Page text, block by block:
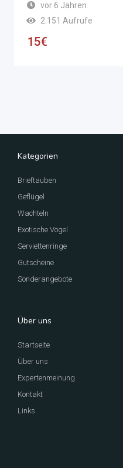
vor 6 Jahren
2.151 Aufrufe
15€
Kategorien
Brieftauben
Geflügel
Wachteln
Exotische Vögel
Serviettenringe
Gutscheine
Sonderangebote
Über uns
Startseite
Über uns
Expertenmeinung
Kontakt
Links